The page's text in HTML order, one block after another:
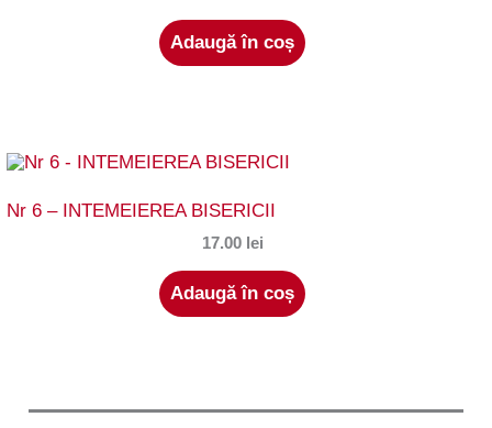
Adaugă în coș
Nr 6 – INTEMEIEREA BISERICII
17.00 lei
Adaugă în coș